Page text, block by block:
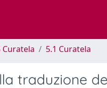
Curatela 5.1 Curatela
traduzione